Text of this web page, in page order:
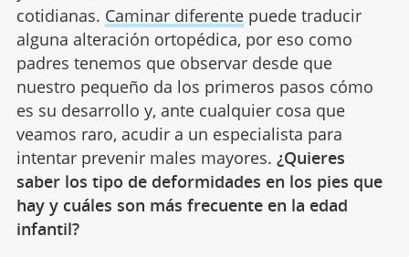
cotidianas. Caminar diferentepuede traducir
alguna alteración ortopédica, por eso como
padres tenemos que observar desde que
nuestro pequeño da los primeros pasos cómo
es su desarrollo y, ante cualquier cosa que
veamos raro, acudir a un especialista para
intentar prevenir males mayores. ¿Quieres
saber los tipo de deformidades en los pies que
hay y cuáles son más frecuente en la edad
infantil?